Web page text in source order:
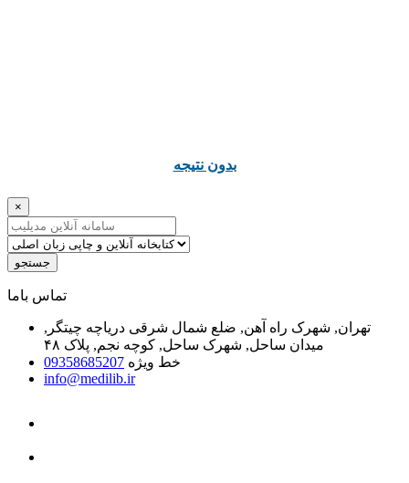
ﺑﺪﻭﻥ ﻧﺘﯿﺠﻪ
×
جستجو
ﺗﻤﺎﺱ ﺑﺎﻣﺎ
تهران, شهرک راه آهن, ضلع شمال شرقی دریاچه چیتگر,
میدان ساحل, شهرک ساحل, کوچه نجم, پلاک ۴۸
خط ویژه 09358685207
info@medilib.ir